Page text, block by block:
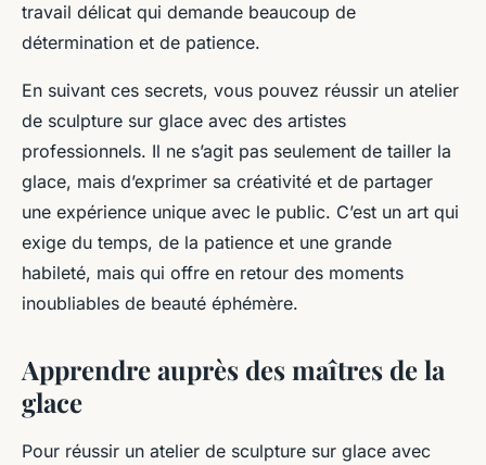
travail délicat qui demande beaucoup de
détermination et de patience.
En suivant ces secrets, vous pouvez réussir un atelier
de sculpture sur glace avec des artistes
professionnels. Il ne s’agit pas seulement de tailler la
glace, mais d’exprimer sa créativité et de partager
une expérience unique avec le public. C’est un art qui
exige du temps, de la patience et une grande
habileté, mais qui offre en retour des moments
inoubliables de beauté éphémère.
Apprendre auprès des maîtres de la
glace
Pour réussir un atelier de sculpture sur glace avec